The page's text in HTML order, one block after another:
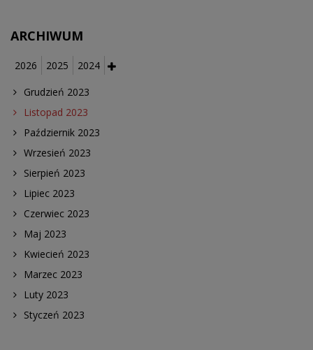
ARCHIWUM
2026 2025 2024
Grudzień 2023
Listopad 2023
Październik 2023
Wrzesień 2023
Sierpień 2023
Lipiec 2023
Czerwiec 2023
Maj 2023
Kwiecień 2023
Marzec 2023
Luty 2023
Styczeń 2023